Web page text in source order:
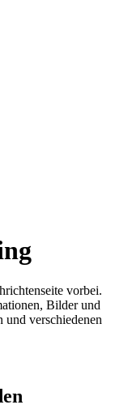
vorbei.
Bilder und
verschiedenen